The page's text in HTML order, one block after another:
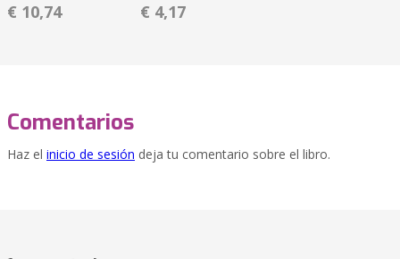
€ 10,74 € 4,17
Comentarios
Haz el inicio de sesión deja tu comentario sobre el libro.